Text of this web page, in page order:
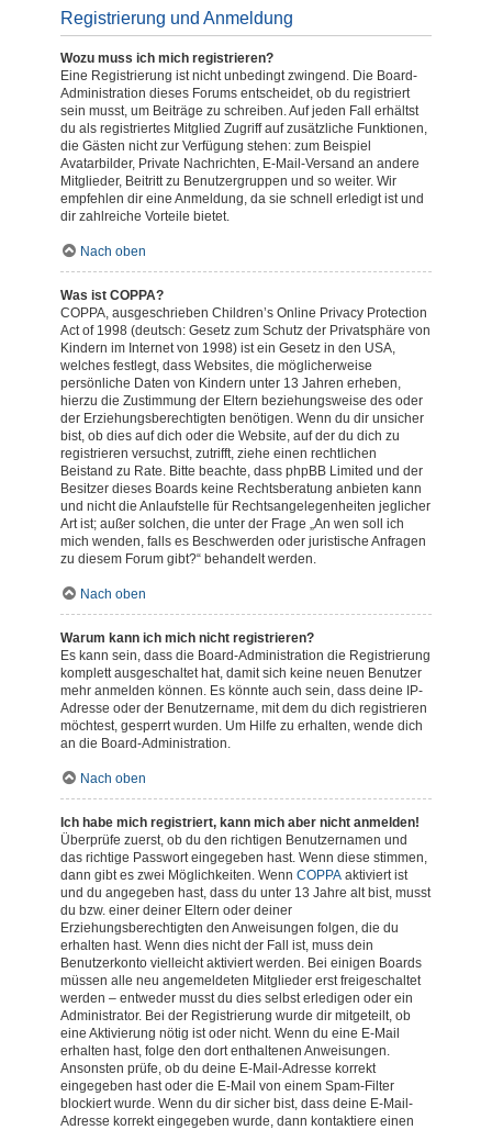
Registrierung und Anmeldung
Wozu muss ich mich registrieren?
Eine Registrierung ist nicht unbedingt zwingend. Die Board-
Administration dieses Forums entscheidet, ob du registriert
sein musst, um Beiträge zu schreiben. Auf jeden Fall erhältst
du als registriertes Mitglied Zugriff auf zusätzliche Funktionen,
die Gästen nicht zur Verfügung stehen: zum Beispiel
Avatarbilder, Private Nachrichten, E-Mail-Versand an andere
Mitglieder, Beitritt zu Benutzergruppen und so weiter. Wir
empfehlen dir eine Anmeldung, da sie schnell erledigt ist und
dir zahlreiche Vorteile bietet.
Nach oben
Was ist COPPA?
COPPA, ausgeschrieben Children’s Online Privacy Protection
Act of 1998 (deutsch: Gesetz zum Schutz der Privatsphäre von
Kindern im Internet von 1998) ist ein Gesetz in den USA,
welches festlegt, dass Websites, die möglicherweise
persönliche Daten von Kindern unter 13 Jahren erheben,
hierzu die Zustimmung der Eltern beziehungsweise des oder
der Erziehungsberechtigten benötigen. Wenn du dir unsicher
bist, ob dies auf dich oder die Website, auf der du dich zu
registrieren versuchst, zutrifft, ziehe einen rechtlichen
Beistand zu Rate. Bitte beachte, dass phpBB Limited und der
Besitzer dieses Boards keine Rechtsberatung anbieten kann
und nicht die Anlaufstelle für Rechtsangelegenheiten jeglicher
Art ist; außer solchen, die unter der Frage „An wen soll ich
mich wenden, falls es Beschwerden oder juristische Anfragen
zu diesem Forum gibt?“ behandelt werden.
Nach oben
Warum kann ich mich nicht registrieren?
Es kann sein, dass die Board-Administration die Registrierung
komplett ausgeschaltet hat, damit sich keine neuen Benutzer
mehr anmelden können. Es könnte auch sein, dass deine IP-
Adresse oder der Benutzername, mit dem du dich registrieren
möchtest, gesperrt wurden. Um Hilfe zu erhalten, wende dich
an die Board-Administration.
Nach oben
Ich habe mich registriert, kann mich aber nicht anmelden!
Überprüfe zuerst, ob du den richtigen Benutzernamen und
das richtige Passwort eingegeben hast. Wenn diese stimmen,
dann gibt es zwei Möglichkeiten. Wenn COPPA aktiviert ist
und du angegeben hast, dass du unter 13 Jahre alt bist, musst
du bzw. einer deiner Eltern oder deiner
Erziehungsberechtigten den Anweisungen folgen, die du
erhalten hast. Wenn dies nicht der Fall ist, muss dein
Benutzerkonto vielleicht aktiviert werden. Bei einigen Boards
müssen alle neu angemeldeten Mitglieder erst freigeschaltet
werden – entweder musst du dies selbst erledigen oder ein
Administrator. Bei der Registrierung wurde dir mitgeteilt, ob
eine Aktivierung nötig ist oder nicht. Wenn du eine E-Mail
erhalten hast, folge den dort enthaltenen Anweisungen.
Ansonsten prüfe, ob du deine E-Mail-Adresse korrekt
eingegeben hast oder die E-Mail von einem Spam-Filter
blockiert wurde. Wenn du dir sicher bist, dass deine E-Mail-
Adresse korrekt eingegeben wurde, dann kontaktiere einen